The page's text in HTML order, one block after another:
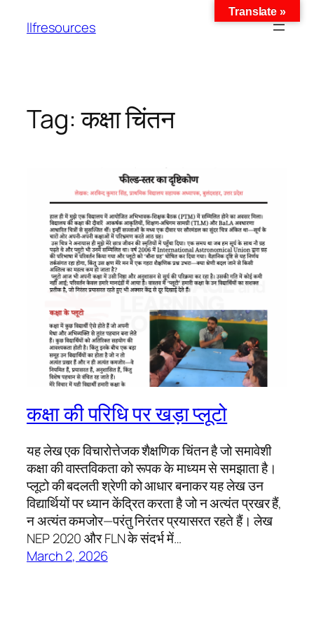
llfresources
Tag:कक्षा चिंतन
कक्षा की परिधि पर खड़ा प्लूटो
यह लेख एक विचारोत्तेजक शैक्षणिक चिंतन है जो समावेशी
कक्षा की वास्तविकता को रूपक के माध्यम से समझाता है।
प्लूटो की बदलती श्रेणी को आधार बनाकर यह लेख उन
विद्यार्थियों पर ध्यान केंद्रित करता है जो न अत्यंत प्रखर हैं,
न अत्यंत कमजोर—परंतु निरंतर प्रयासरत रहते हैं। लेख
NEP 2020 और FLN के संदर्भ में…
March 2, 2026
Translate »